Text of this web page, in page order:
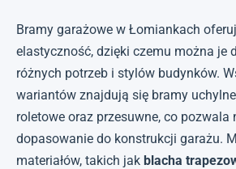
Bramy garażowe w Łomiankach
elastyczność, dzięki czemu można je
różnych potrzeb i stylów budynków.
wariantów znajdują się bramy
roletowe oraz przesuwne, co pozwala
dopasowanie do konstrukcji garażu.
materiałów, takich jak blacha